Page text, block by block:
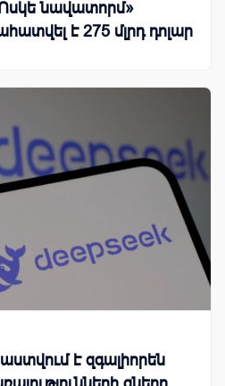
նավատորմ»
է 275 մլրդ դոլար
է զգալիորեն